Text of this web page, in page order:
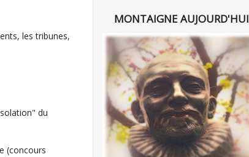
les tribunes,
du
(concours
MONTAIGNE AUJOURD'HUI